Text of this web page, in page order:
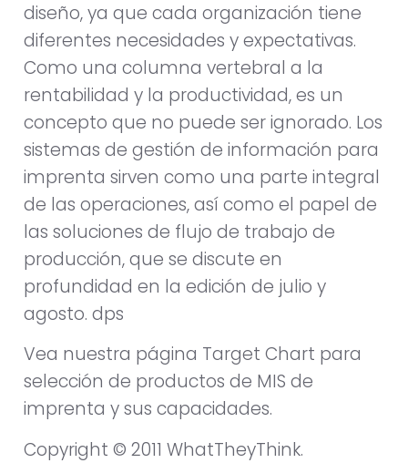
diseño, ya que cada organización tiene
diferentes necesidades y expectativas.
Como una columna vertebral a la
rentabilidad y la productividad, es un
concepto que no puede ser ignorado. Los
sistemas de gestión de información para
imprenta sirven como una parte integral
de las operaciones, así como el papel de
las soluciones de flujo de trabajo de
producción, que se discute en
profundidad en la edición de julio y
agosto. dps
Vea nuestra página Target Chart para
selección de productos de MIS de
imprenta y sus capacidades.
Copyright © 2011 WhatTheyThink.